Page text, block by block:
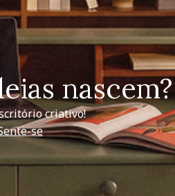
nascem?
criativo!
se